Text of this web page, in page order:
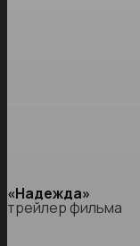
«Надежда»
трейлер фильма